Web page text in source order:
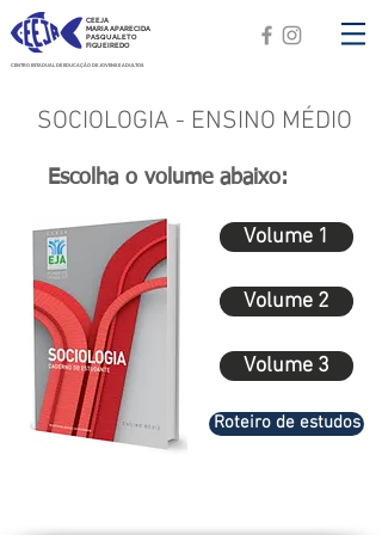
CEEJA
MARIA APARECIDA
PASQUALETO
FIGUEIREDO
CENTRO ESTADUAL DE EDUCAÇÃO DE JOVENS E ADULTOS
SOCIOLOGIA - ENSINO MÉDIO
Escolha o volume abaixo:
Volume 1
Volume 2
Volume 3
Roteiro de estudos